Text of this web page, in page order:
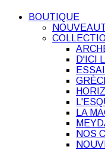
BOUTIQUE
D'ICI
LA
NOS